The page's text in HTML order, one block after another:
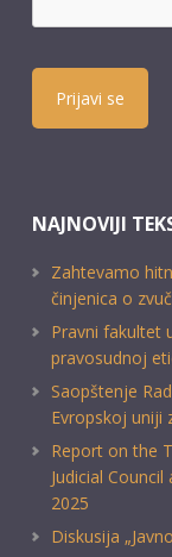
Prijavi se
NAJNOVIJI
Zahtevamo
činjenica o
Pravni fakultet
pravosudnoj
Saopštenje
Evropskoj uniji
Report on the
Judicial
2025
Diskusija